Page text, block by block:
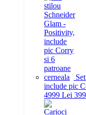
include pic
4999 Lei 39